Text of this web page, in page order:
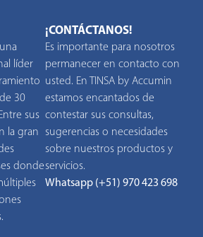
líder
30
sus
la gran
donde
¡CONTÁCTANOS!
Es importante para nosotros
permanecer en contacto con
usted. En TINSA by Accumin
estamos encantados de
contestar sus consultas,
sugerencias o necesidades
sobre nuestros productos y
servicios.
Whatsapp (+51) 970 423 698